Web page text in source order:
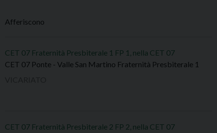
Afferiscono
CET 07 Fraternità Presbiterale 1 FP 1, nella CET 07
CET 07 Ponte - Valle San Martino Fraternità Presbiterale 1
CET 07 Fraternità Presbiterale 2 FP 2, nella CET 07